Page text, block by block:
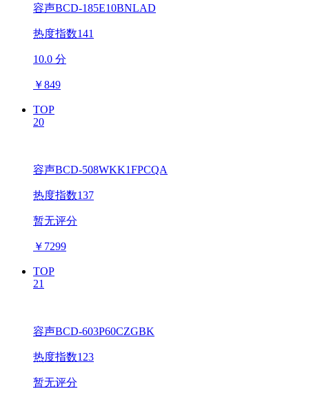
容声BCD-185E10BNLAD
热度指数141
10.0 分
￥849
TOP
20
容声BCD-508WKK1FPCQA
热度指数137
暂无评分
￥ 7299
TOP
21
容声BCD-603P60CZGBK
热度指数123
暂无评分